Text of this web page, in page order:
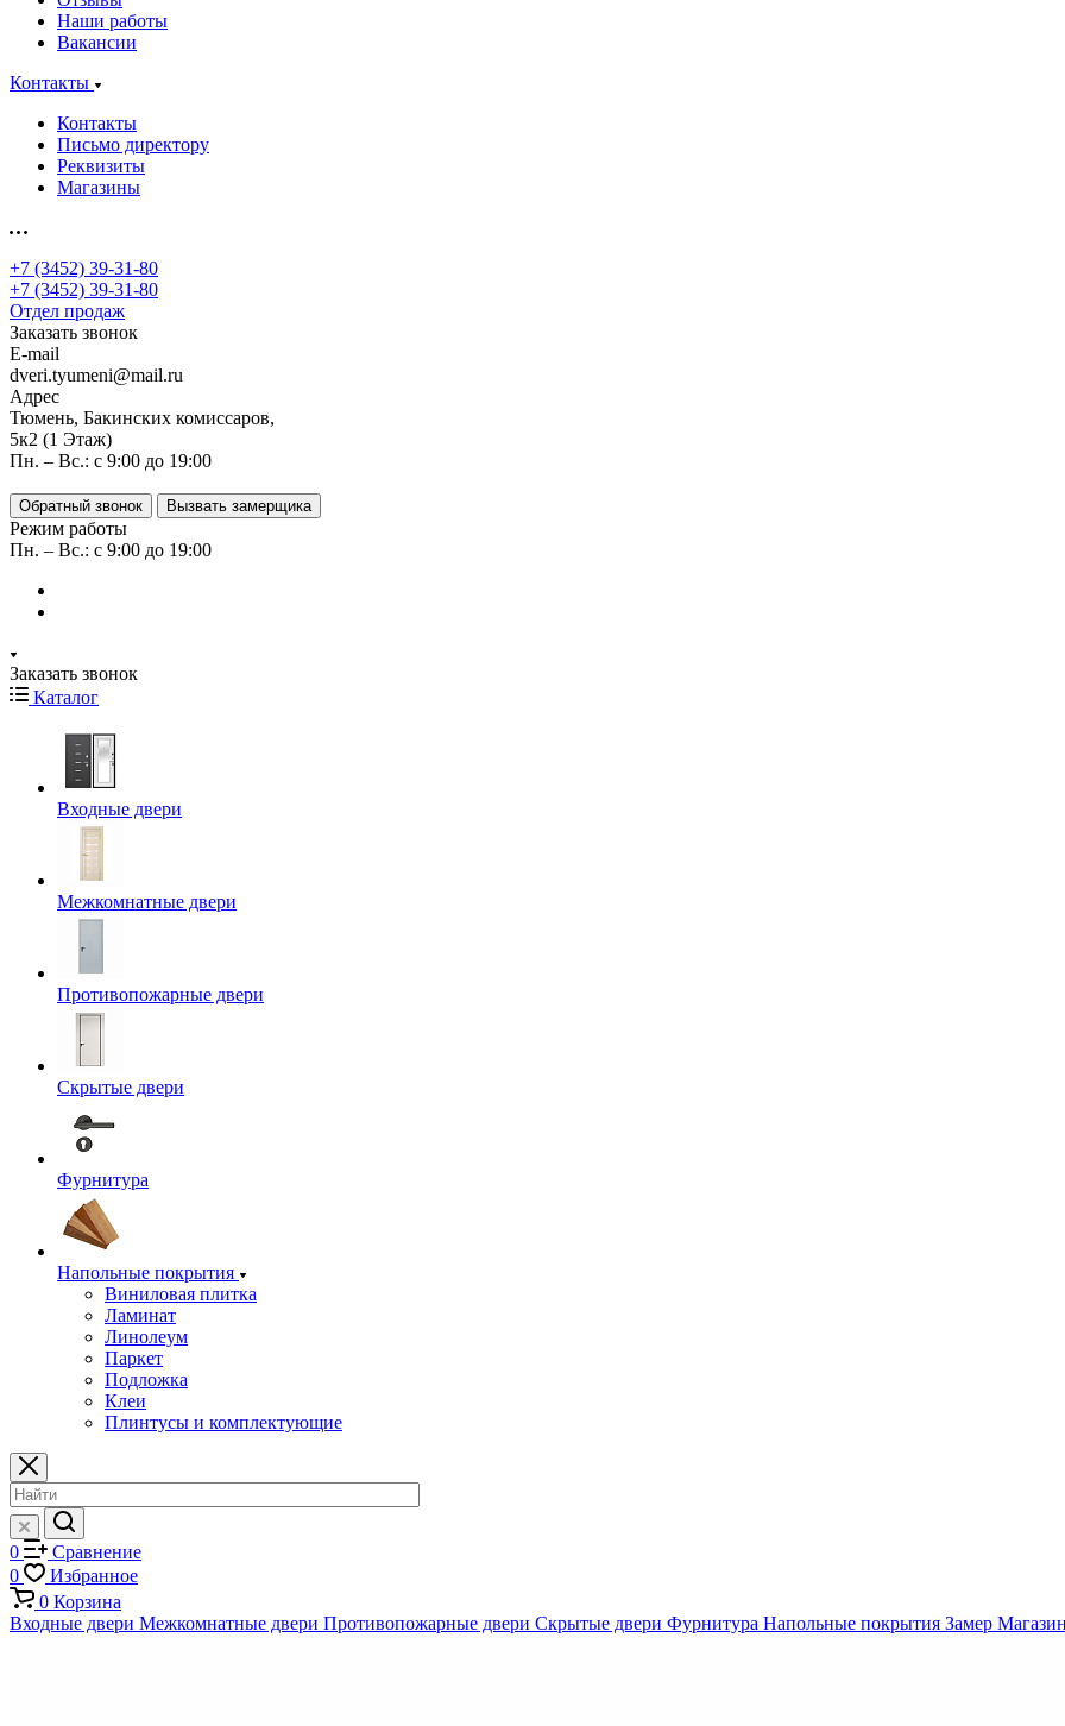
Наши работы
Вакансии
Контакты
Контакты
Письмо директору
Реквизиты
Магазины
+7 (3452) 39-31-80
+7 (3452) 39-31-80
Отдел продаж
Заказать звонок
E-mail
dveri.tyumeni@mail.ru
Адрес
Тюмень, Бакинских комиссаров,
5к2 (1 Этаж)
Пн. – Вс.: с 9:00 до 19:00
Обратный звонок Вызвать замерщика
Режим работы
Пн. – Вс.: с 9:00 до 19:00
Заказать звонок
Каталог
Входные двери
Межкомнатные двери
Противопожарные двери
Скрытые двери
Фурнитура
Напольные покрытия
Виниловая плитка
Ламинат
Линолеум
Паркет
Подложка
Клеи
Плинтусы и комплектующие
0
Сравнение
0
Избранное
0 Корзина
Входные двери Межкомнатные двери Противопожарные двери Скрытые двери Фурнитура Напольные покрытия Замер